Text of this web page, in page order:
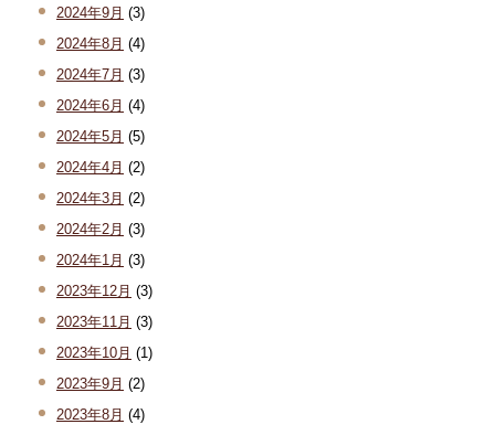
2024年9月 (3)
2024年8月 (4)
2024年7月 (3)
2024年6月 (4)
2024年5月 (5)
2024年4月 (2)
2024年3月 (2)
2024年2月 (3)
2024年1月 (3)
2023年12月 (3)
2023年11月 (3)
2023年10月 (1)
2023年9月 (2)
2023年8月 (4)